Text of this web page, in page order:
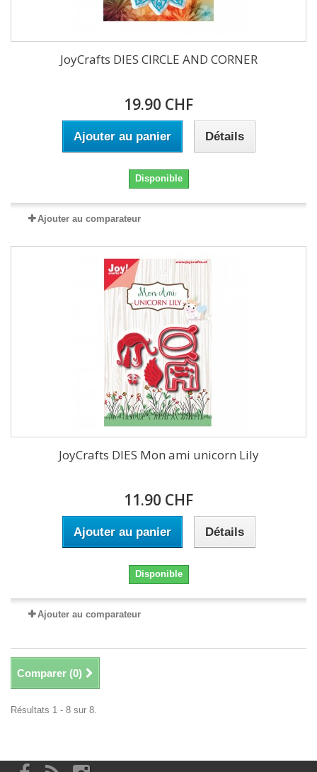
JoyCrafts DIES CIRCLE AND CORNER
19.90 CHF
Ajouter au panier Détails
Disponible
Ajouter au comparateur
JoyCrafts DIES Mon ami unicorn Lily
11.90 CHF
Ajouter au panier Détails
Disponible
Ajouter au comparateur
Comparer (0)
Résultats 1 - 8 sur 8.